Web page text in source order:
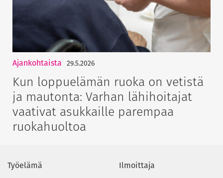
Ajankohtaista 29.5.2026
Kun loppuelämän ruoka on vetistä
ja mautonta: Varhan lähihoitajat
vaativat asukkaille parempaa
ruokahuoltoa
Työelämä
Ilmoittaja